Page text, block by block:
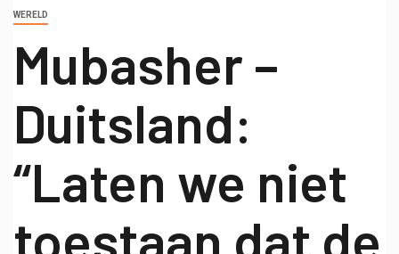
WERELD
Mubasher –
Duitsland:
“Laten we niet
toestaan ​​dat de